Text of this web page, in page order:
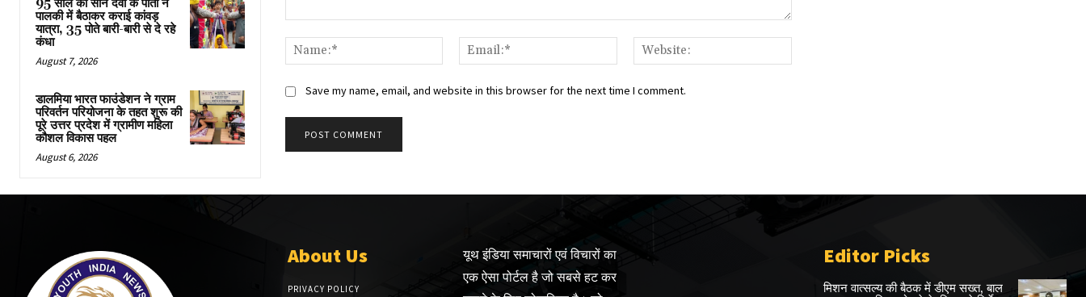
95 साल की सोन देवी के पोतों ने
पालकी में बैठाकर कराई कांवड़
यात्रा, 35 पोते बारी-बारी से दे रहे
कंधा
August 7, 2026
डालमिया भारत फाउंडेशन ने ग्राम
परिवर्तन परियोजना के तहत शुरू की
पूरे उत्तर प्रदेश में ग्रामीण महिला
कौशल विकास पहल
August 6, 2026
Name:*
Email:*
Save my name, email, and website in this browser for the next time I comment.
About Us
PRIVACY POLICY
यूथ इंडिया समाचारों एवं विचारों का
एक ऐसा पोर्टल है जो सबसे हट कर
Editor Picks
मिशन वात्सल्य की बैठक में डीएम सख्त, बाल